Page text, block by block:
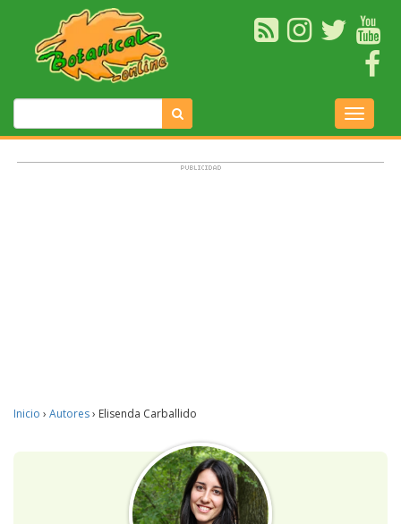
Inicio › Autores› Elisenda Carballido